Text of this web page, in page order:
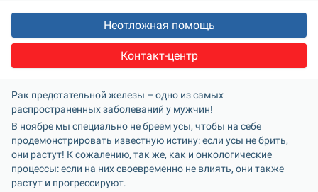
Неотложная помощь
Контакт-центр
Рак предстательной железы – одно из самых
распространенных заболеваний у мужчин!
В ноябре мы специально не бреем усы, чтобы на себе
продемонстрировать известную истину: если усы не брить,
они растут! К сожалению, так же, как и онкологические
процессы: если на них своевременно не влиять, они также
растут и прогрессируют.